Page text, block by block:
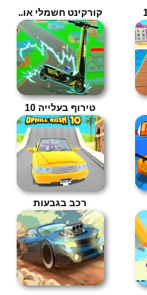
קורקינט חשמלי או..
טירוף בעלייה 10
רכב בגבעות